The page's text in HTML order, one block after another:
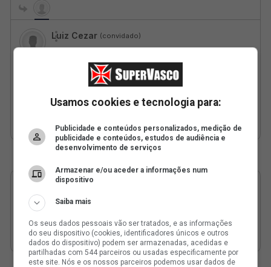
Usamos cookies e tecnologia para:
Publicidade e conteúdos personalizados, medição de
publicidade e conteúdos, estudos de audiência e
desenvolvimento de serviços
Armazenar e/ou aceder a informações num
dispositivo
Saiba mais
Os seus dados pessoais vão ser tratados, e as informações
do seu dispositivo (cookies, identificadores únicos e outros
dados do dispositivo) podem ser armazenadas, acedidas e
partilhadas com 544 parceiros ou usadas especificamente por
este site. Nós e os nossos parceiros podemos usar dados de